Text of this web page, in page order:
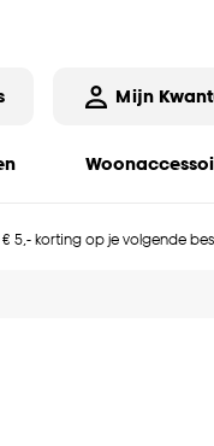
Mijn
€ 5,- korting op je volgende